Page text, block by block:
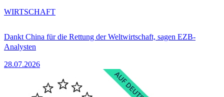
Dankt China für die Rettung der Weltwirtschaft, sagen EZB-
Analysten
28.07.2026
WIRTSCHAFT